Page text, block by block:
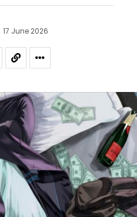
17 June 2026